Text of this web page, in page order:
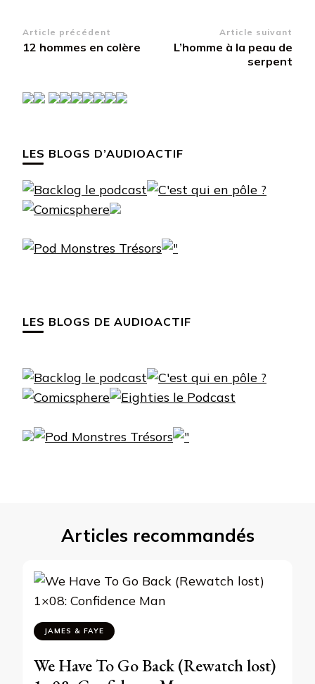
Navigation
d’article
Article précédent
12 hommes en colère
Article suivant
L’homme à la peau de
serpent
LES BLOGS D’AUDIOACTIF
LES BLOGS DE AUDIOACTIF
Articles recommandés
JAMES & FAYE
We Have To Go Back (Rewatch lost)